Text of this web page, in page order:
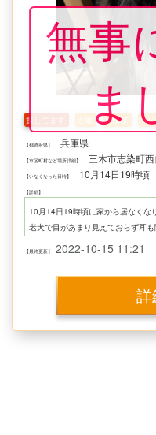
無事
ま
探してます 近畿 兵庫県 パピ
【都道府県】 兵庫県
【市区町村など場所詳細】 三木市志染町
【いなくなった日時】 10月14日19時頃
【詳細】
10月14日19時頃に家から居なくな
老犬で目があまり見えておらず耳も
老犬のためとても心配しております
【最終更新】 2022-10-15 11:21
詳